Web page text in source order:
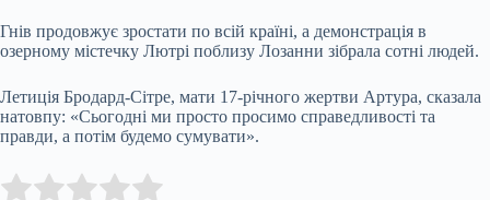
Гнів продовжує зростати по всій країні, а демонстрація в
озерному містечку Лютрі поблизу Лозанни зібрала сотні людей.
Летиція Бродард-Сітре, мати 17-річного жертви Артура, сказала
натовпу: «Сьогодні ми просто просимо справедливості та
правди, а потім будемо сумувати».
Rate this item: